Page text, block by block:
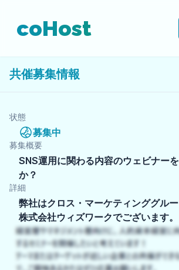
coHost
共催募集情報
状態
募集中
募集概要
SNS運用に関わる内容のウェビナー
か？
詳細
弊社はクロス・マーケティンググル
株式会社ウィズワークでございます